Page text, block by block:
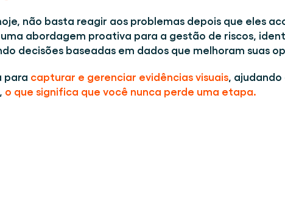
não basta reagir aos problemas depois que eles
abordagem proativa para a gestão de riscos,
decisões baseadas em dados que melhoram suas
para capturar e gerenciar evidências visuais ,
o que significa que você nunca perde uma etapa.